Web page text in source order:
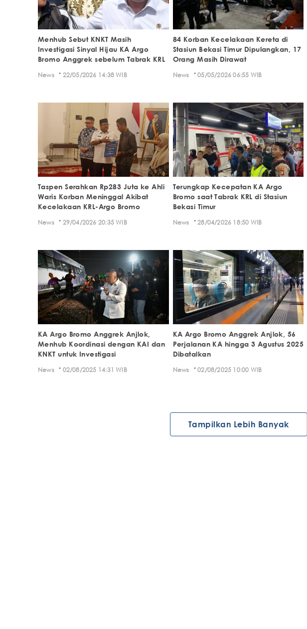
Menhub Sebut KNKT Masih
Investigasi Sinyal Hijau KA Argo
Bromo Anggrek sebelum Tabrak KRL
News · 22/05/2026 14:38 WIB
84 Korban Kecelakaan Kereta di
Stasiun Bekasi Timur Dipulangkan, 17
Orang Masih Dirawat
News · 05/05/2026 06:55 WIB
Taspen Serahkan Rp283 Juta ke Ahli
Waris Korban Meninggal Akibat
Kecelakaan KRL-Argo Bromo
News · 29/04/2026 20:35 WIB
Terungkap Kecepatan KA Argo
Bromo saat Tabrak KRL di Stasiun
Bekasi Timur
News · 28/04/2026 18:50 WIB
KA Argo Bromo Anggrek Anjlok,
Menhub Koordinasi dengan KAI dan
KNKT untuk Investigasi
News · 02/08/2025 14:31 WIB
KA Argo Bromo Anggrek Anjlok, 56
Perjalanan KA hingga 3 Agustus 2025
Dibatalkan
News · 02/08/2025 10:00 WIB
Tampilkan Lebih Banyak